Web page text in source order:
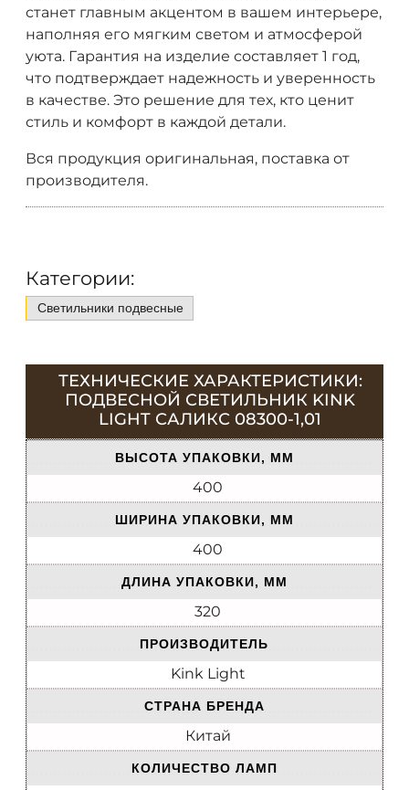
станет главным акцентом в вашем интерьере,
наполняя его мягким светом и атмосферой
уюта. Гарантия на изделие составляет 1 год,
что подтверждает надежность и уверенность
в качестве. Это решение для тех, кто ценит
стиль и комфорт в каждой детали.
Вся продукция оригинальная, поставка от
производителя.
Категории:
Светильники подвесные
ТЕХНИЧЕСКИЕ ХАРАКТЕРИСТИКИ:
ПОДВЕСНОЙ СВЕТИЛЬНИК KINK
LIGHT САЛИКС 08300-1,01
ВЫСОТА УПАКОВКИ, ММ
400
ШИРИНА УПАКОВКИ, ММ
400
ДЛИНА УПАКОВКИ, ММ
320
ПРОИЗВОДИТЕЛЬ
Kink Light
СТРАНА БРЕНДА
Китай
КОЛИЧЕСТВО ЛАМП